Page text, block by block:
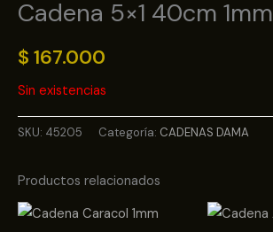
Cadena 5×1 40cm 1mm
$ 167.000
Sin existencias
SKU: 45205 Categoría: CADENAS DAMA
Productos relacionados